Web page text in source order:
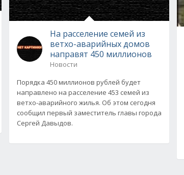
На расселение семей из
ветхо-аварийных домов
направят 450 миллионов
Новости
Порядка 450 миллионов рублей будет
направлено на расселение 453 семей из
ветхо-аварийного жилья. Об этом сегодня
сообщил первый заместитель главы города
Сергей Давыдов.